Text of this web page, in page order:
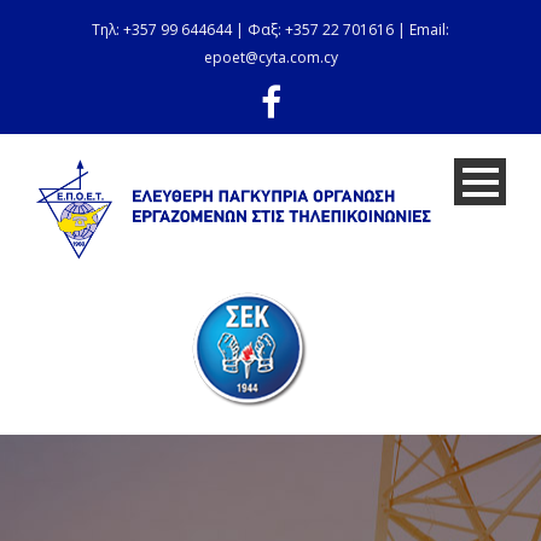
Τηλ: +357 99 644644 | Φαξ: +357 22 701616 | Email:
epoet@cyta.com.cy